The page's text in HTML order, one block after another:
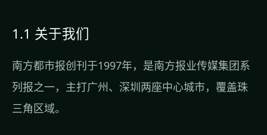
1.1 关于我们
南方都市报创刊于1997年，是南方报业传媒集团系
列报之一，主打广州、深圳两座中心城市，覆盖珠
三角区域。